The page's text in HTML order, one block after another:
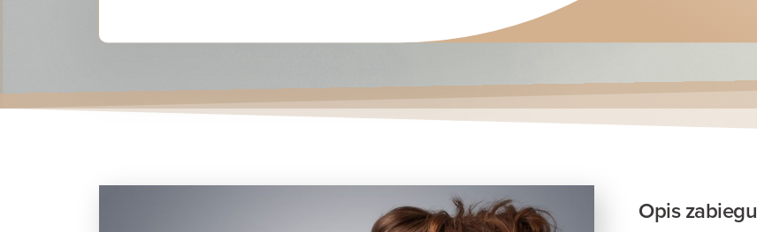
Opis zabiegu